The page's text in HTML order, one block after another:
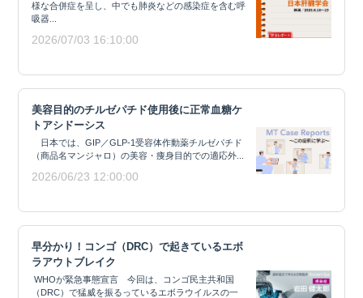
様な合併症を呈し、中でも肺炎などの感染症を含む呼
吸器...
2026/07/03 16:10:00
美容目的のチルゼパチド使用後に正常血糖ケ
トアシドーシス
日本では、GIP／GLP-1受容体作動薬チルゼパチド
（商品名マンジャロ）の美容・痩身目的での適応外...
2026/06/23 12:00:00
早分かり！コンゴ（DRC）で起きているエボ
ラアウトブレイク
WHOが緊急事態宣言 今回は、コンゴ民主共和国
（DRC）で猛威を振るっているエボラウイルスの一